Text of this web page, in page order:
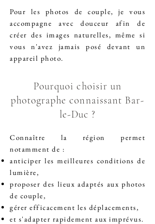
Pour les photos de couple, je vous
accompagne avec douceur afin de
créer des images naturelles, même si
vous n'avez jamais posé devant un
appareil photo.
Pourquoi choisir un
photographe connaissant Bar-
le-Duc ?
Connaître la région permet
notamment de :
anticiper les meilleures conditions de
lumière,
proposer des lieux adaptés aux photos
de couple,
gérer efficacement les déplacements,
et s'adapter rapidement aux imprévus.